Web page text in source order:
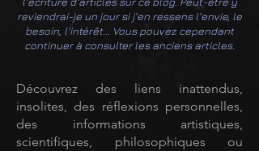
reviendrai-je un jour si j'en ressens l'envie, le
besoin, l'intérêt... Vous pouvez cependant
continuer à consulter les anciens articles.
Découvrez des liens inattendus,
insolites, des réflexions personnelles,
des informations artistiques,
scientifiques, philosophiques ou